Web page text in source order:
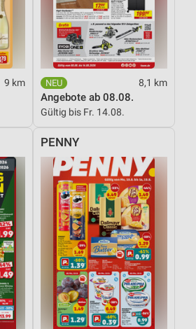
9 km 8,1 km
Angebote ab 08.08.
Gültig bis Fr. 14.08.
PENNY